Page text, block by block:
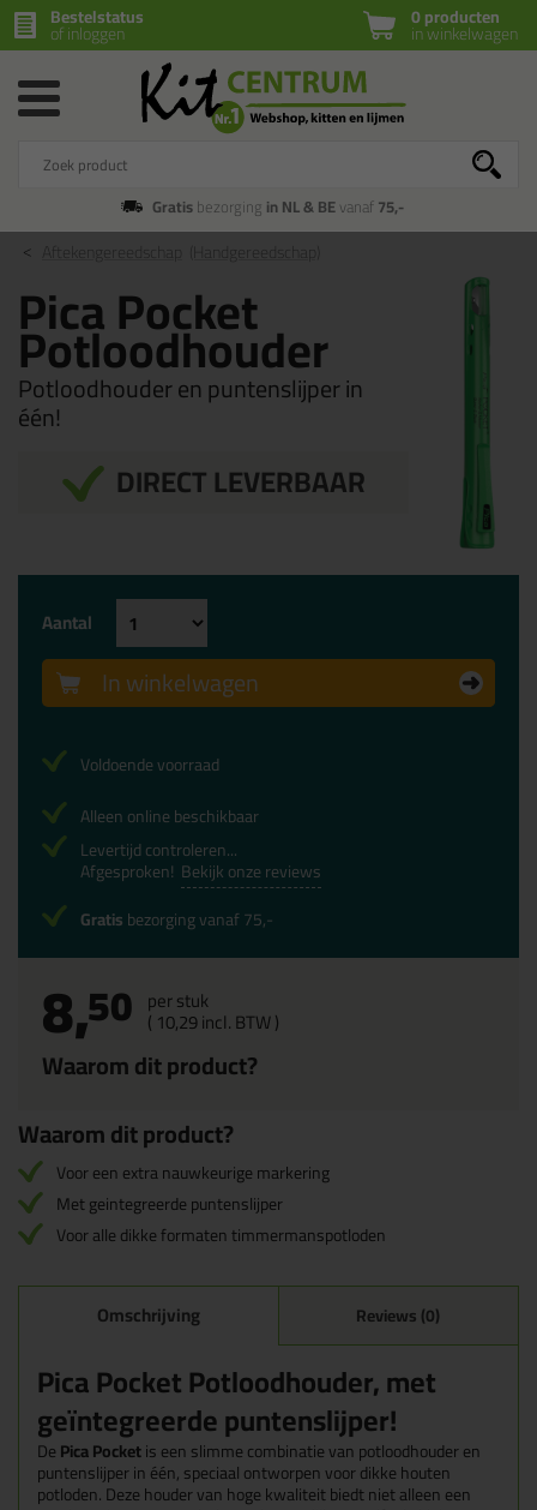
0 producten
in winkelwagen
Bestelstatus
of inloggen
Gratisbezorging in NL & BEvanaf75,-
Aftekengereedschap
Pica Pocket
Potloodhouder
Potloodhouder en puntenslijper in
één!
DIRECT LEVERBAAR
8,50 per stuk
( 10,29incl. BTW )
Waarom dit product?
Aantal
In winkelwagen
Voldoende voorraad
Alleen online beschikbaar
Levertijd controleren...
Afgesproken! Bekijk onze reviews
Gratisbezorging vanaf 75,-
Waarom dit product?
Voor een extra nauwkeurige markering
Met geintegreerde puntenslijper
Voor alle dikke formaten timmermanspotloden
Omschrijving Reviews (0)
Pica Pocket Potloodhouder, met
geïntegreerde puntenslijper!
DePica Pocketis een slimme combinatie van potloodhouder en
puntenslijper in één, speciaal ontworpen voor dikke houten
potloden. Deze houder van hoge kwaliteit biedt niet alleen een